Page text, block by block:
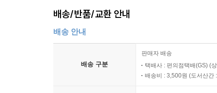
배송/반품/교환 안내
배송 안내
배송 구분
판매자 배송
택배사 : 편의점택배(GS) (
배송비 : 3,500원 (도서산간